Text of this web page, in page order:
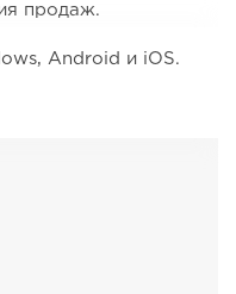
продаж.
Android и iOS.